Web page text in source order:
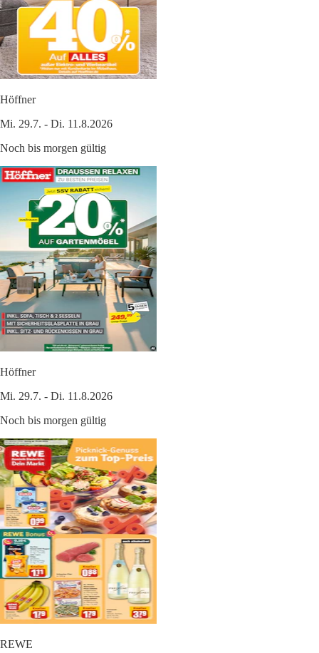
Höffner
Mi. 29.7. - Di. 11.8.2026
Noch bis morgen gültig
Höffner
Mi. 29.7. - Di. 11.8.2026
Noch bis morgen gültig
REWE